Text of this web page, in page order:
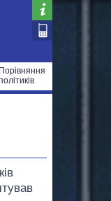
Порівняння